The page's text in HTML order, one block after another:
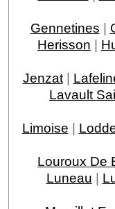
Gennetines |
Herisson |
Jenzat|
Lavault
Limoise |
Louroux De
Luneau |